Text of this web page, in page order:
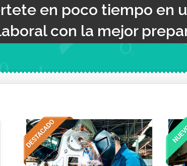
en poco tiempo en
con la mejor